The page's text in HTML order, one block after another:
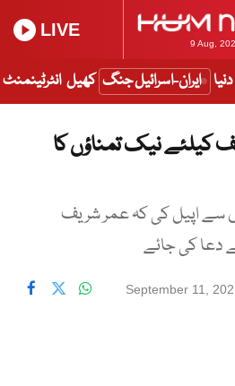
9 Aug,
LIVE
دنیا ایران-اسرائیل جنگ کھیل انٹرٹینمنٹ
کیلئے نیک تمناؤں کا
سے اپیل کی کہ عمر شریف
دعا کی جائے
September 11,